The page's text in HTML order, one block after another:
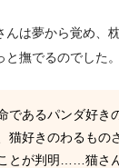
は夢から覚め、
撫でるのでした。
であるパンダ好き
猫好きのわるもの
とが判明……猫さ